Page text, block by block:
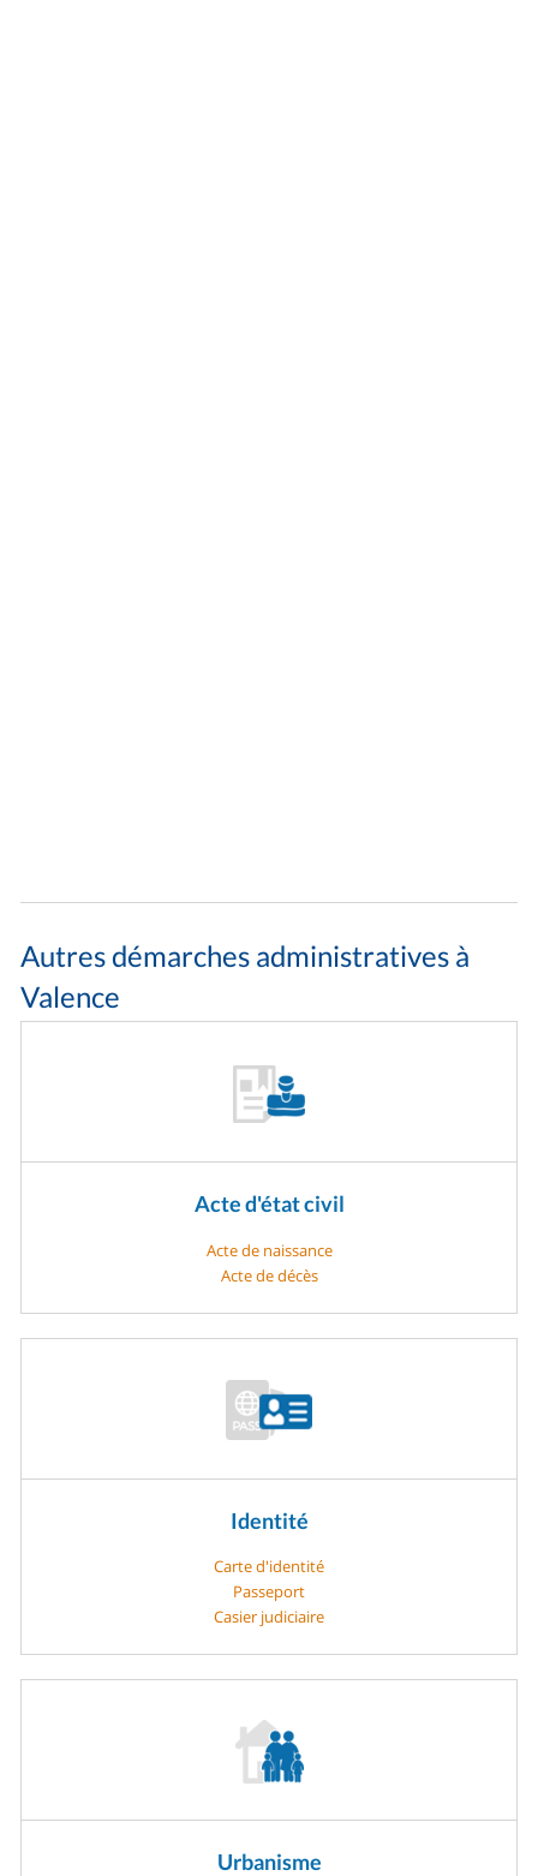
Autres démarches administratives à
Valence
Acte d'état civil
Acte de naissance
Acte de décès
Identité
Carte d'identité
Passeport
Casier judiciaire
Urbanisme